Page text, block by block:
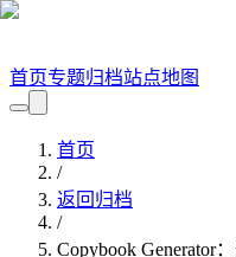
首页专题归档站点地图
首页
/
返回归档
/
Copybook Generator